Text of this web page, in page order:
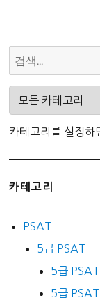
카테고리를 설정하
카테고리
PSAT
5급 PSAT
5급 PSAT
5급